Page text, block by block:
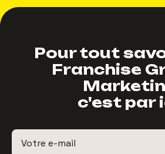
Pour tout
Franchise
c'est par